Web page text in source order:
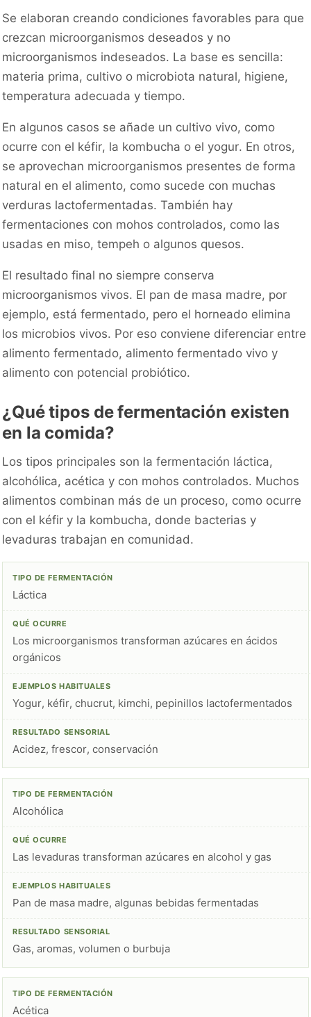
Se elaboran creando condiciones favorables para que
crezcan microorganismos deseados y no
microorganismos indeseados. La base es sencilla:
materia prima, cultivo o microbiota natural, higiene,
temperatura adecuada y tiempo.
En algunos casos se añade un cultivo vivo, como
ocurre con el kéfir, la kombucha o el yogur. En otros,
se aprovechan microorganismos presentes de forma
natural en el alimento, como sucede con muchas
verduras lactofermentadas. También hay
fermentaciones con mohos controlados, como las
usadas en miso, tempeh o algunos quesos.
El resultado final no siempre conserva
microorganismos vivos. El pan de masa madre, por
ejemplo, está fermentado, pero el horneado elimina
los microbios vivos. Por eso conviene diferenciar entre
alimento fermentado, alimento fermentado vivo y
alimento con potencial probiótico.
¿Qué tipos de fermentación existen
en la comida?
Los tipos principales son la fermentación láctica,
alcohólica, acética y con mohos controlados. Muchos
alimentos combinan más de un proceso, como ocurre
con el kéfir y la kombucha, donde bacterias y
levaduras trabajan en comunidad.
Láctica
Los microorganismos transforman azúcares en ácidos
orgánicos
Yogur, kéfir, chucrut, kimchi, pepinillos lactofermentados
Acidez, frescor, conservación
Alcohólica
Las levaduras transforman azúcares en alcohol y gas
Pan de masa madre, algunas bebidas fermentadas
Gas, aromas, volumen o burbuja
Acética